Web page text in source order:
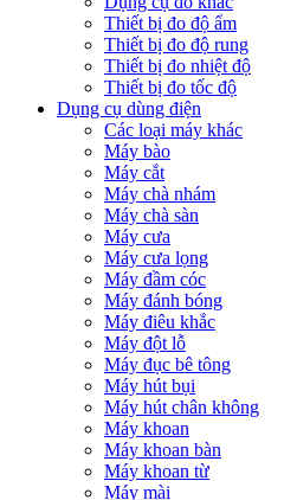
Thiết bị đo độ ẩm
Thiết bị đo độ rung
Thiết bị đo nhiệt độ
Thiết bị đo tốc độ
Dụng cụ dùng điện
Các loại máy khác
Máy bào
Máy cắt
Máy chà nhám
Máy chà sàn
Máy cưa
Máy cưa lọng
Máy đầm cóc
Máy đánh bóng
Máy điêu khắc
Máy đột lỗ
Máy đục bê tông
Máy hút bụi
Máy hút chân không
Máy khoan
Máy khoan bàn
Máy khoan từ
Máy mài